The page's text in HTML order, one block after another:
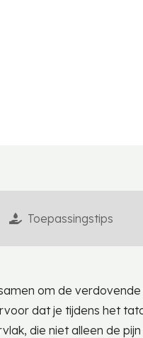
Toepassingstips
om de
dat je tijdens het
die niet alleen de